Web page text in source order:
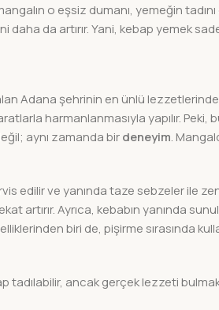
o eşsiz dumanı, yemeğin
daha da artırır. Yani, kebap yemek
Adana şehrinin en ünlü
harmanlanmasıyla yapılır. Peki,
aynı zamanda birdeneyim.
edilir ve yanında taze sebzeler ile
artırır. Ayrıca, kebabın yanında
biri de, pişirme sırasında
tadılabilir, ancak gerçek lezzeti